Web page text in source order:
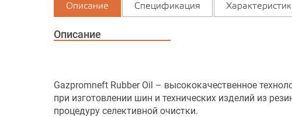
Описание Спецификация
Описание
Gazpromneft Rubber Oil – высококачественное
при изготовлении шин и технических изделий из
процедуру селективной очистки.